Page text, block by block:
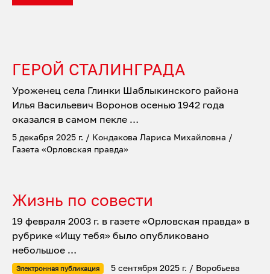
ГЕРОЙ СТАЛИНГРАДА
Уроженец села Глинки Шаблыкинского района
Илья Васильевич Воронов осенью 1942 года
оказался в самом пекле …
5 декабря 2025 г. / Кондакова Лариса Михайловна /
Газета «Орловская правда»
Жизнь по совести
19 февраля 2003 г. в газете «Орловская правда» в
рубрике «Ищу тебя» было опубликовано
небольшое …
Электронная публикация 5 сентября 2025 г. / Воробьева